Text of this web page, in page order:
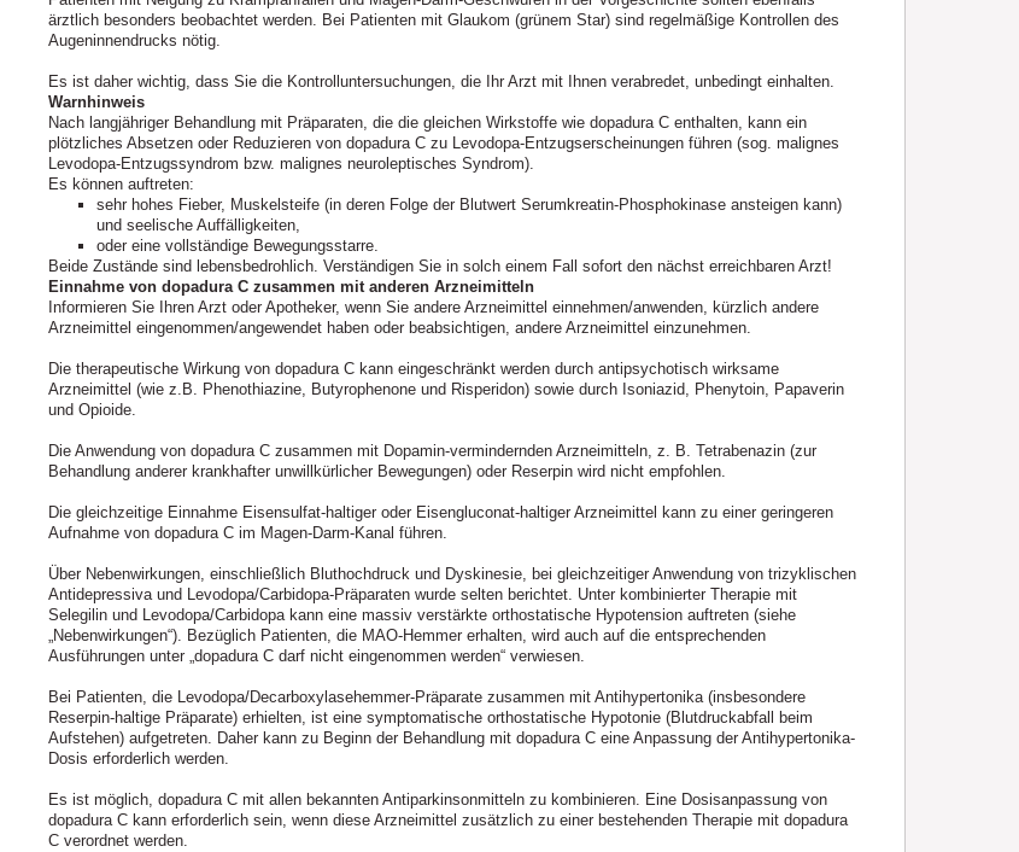
ärztlich besonders beobachtet werden. Bei Patienten mit Glaukom (grünem Star) sind regelmäßige Kontrollen des
Augeninnendrucks nötig.
Es ist daher wichtig, dass Sie die Kontrolluntersuchungen, die Ihr Arzt mit Ihnen verabredet, unbedingt einhalten.
Warnhinweis
Nach langjähriger Behandlung mit Präparaten, die die gleichen Wirkstoffe wie dopadura C enthalten, kann ein
plötzliches Absetzen oder Reduzieren von dopadura C zu Levodopa-Entzugserscheinungen führen (sog. malignes
Levodopa-Entzugssyndrom bzw. malignes neuroleptisches Syndrom).
Es können auftreten:
sehr hohes Fieber, Muskelsteife (in deren Folge der Blutwert Serumkreatin-Phosphokinase ansteigen kann)
und seelische Auffälligkeiten,
oder eine vollständige Bewegungsstarre.
Beide Zustände sind lebensbedrohlich. Verständigen Sie in solch einem Fall sofort den nächst erreich­baren Arzt!
Einnahme von dopadura C zusammen mit anderen Arzneimitteln
Informieren Sie Ihren Arzt oder Apotheker, wenn Sie andere Arzneimittel einnehmen/anwenden, kürzlich andere
Arzneimittel eingenommen/angewendet haben oder beabsichtigen, andere Arzneimittel einzunehmen.
Die therapeutische Wirkung von dopadura C kann eingeschränkt werden durch antipsychotisch wirksame
Arzneimittel (wie z.B. Phenothiazine, Butyrophenone und Risperidon) sowie durch Isoniazid, Phenytoin, Papaverin
und Opioide.
Die Anwendung von dopadura C zusammen mit Dopamin-vermindernden Arzneimitteln, z. B. Tetrabenazin (zur
Behandlung anderer krankhafter unwillkürlicher Bewegungen) oder Reserpin wird nicht empfohlen.
Die gleichzeitige Einnahme Eisensulfat-haltiger oder Eisengluconat-haltiger Arzneimittel kann zu einer geringeren
Aufnahme von dopadura C im Magen-Darm-Kanal führen.
Über Nebenwirkungen, einschließlich Bluthochdruck und Dyskinesie, bei gleichzeitiger Anwendung von trizyklischen
Antidepressiva und Levodopa/Carbidopa-Präparaten wurde selten berichtet. Unter kombinierter Therapie mit
Selegilin und Levodopa/Carbidopa kann eine massiv verstärkte orthostatische Hypotension auftreten (siehe
„Nebenwirkungen“). Bezüglich Patienten, die MAO-Hemmer erhalten, wird auch auf die entsprechenden
Ausführungen unter „dopadura C darf nicht eingenommen werden“ verwiesen.
Bei Patienten, die Levodopa/Decarboxylasehemmer-Präparate zusammen mit Antihypertonika (insbesondere
Reserpin-haltige Präparate) erhielten, ist eine symptomatische orthostatische Hypotonie (Blutdruckabfall beim
Aufstehen) aufgetreten. Daher kann zu Beginn der Behandlung mit dopadura C eine Anpassung der Antihypertonika-
Dosis erforderlich werden.
Es ist möglich, dopadura C mit allen bekannten Antiparkinsonmitteln zu kombinieren. Eine Dosisanpassung von
dopadura C kann erforderlich sein, wenn diese Arzneimittel zusätzlich zu einer bestehenden Therapie mit dopadura
C verordnet werden.